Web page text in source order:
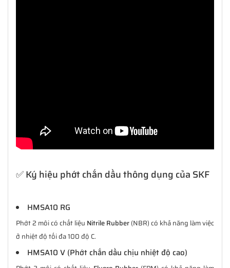
✅ Ký hiệu phớt chắn dầu thông dụng của SKF
HMSA10 RG
Phớt 2 môi có chất liệu Nitrile Rubber(NBR) có khả năng làm việc
ở nhiệt độ tối đa 100 độ C.
HMSA10 V (Phớt chắn dầu chịu nhiệt độ cao)